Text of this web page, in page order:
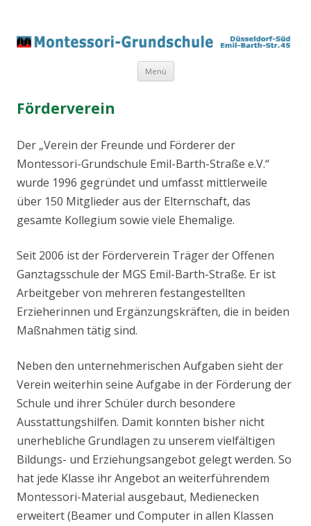
Menü Springe
zum
Förderverein
Der „Verein der Freunde und Förderer der
Montessori-Grundschule Emil-Barth-Straße e.V.“
wurde 1996 gegründet und umfasst mittlerweile
über 150 Mitglieder aus der Elternschaft, das
gesamte Kollegium sowie viele Ehemalige.
Seit 2006 ist der Förderverein Träger der Offenen
Ganztagsschule der MGS Emil-Barth-Straße. Er ist
Arbeitgeber von mehreren festangestellten
Erzieherinnen und Ergänzungskräften, die in beiden
Maßnahmen tätig sind.
Neben den unternehmerischen Aufgaben sieht der
Verein weiterhin seine Aufgabe in der Förderung der
Schule und ihrer Schüler durch besondere
Ausstattungshilfen. Damit konnten bisher nicht
unerhebliche Grundlagen zu unserem vielfältigen
Bildungs- und Erziehungsangebot gelegt werden. So
hat jede Klasse ihr Angebot an weiterführendem
Montessori-Material ausgebaut, Medienecken
erweitert (Beamer und Computer in allen Klassen